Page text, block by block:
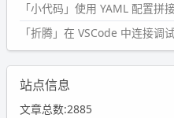
「小代码」使用 YAML 配置
「折腾」在 VSCode 中连接
站点信息
文章总数:2885